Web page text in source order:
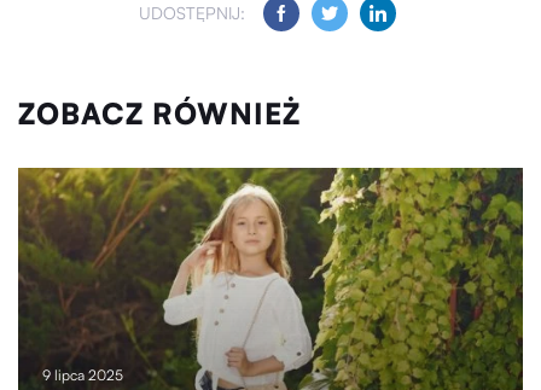
UDOSTĘPNIJ:
ZOBACZ RÓWNIEŻ
9 lipca 2025